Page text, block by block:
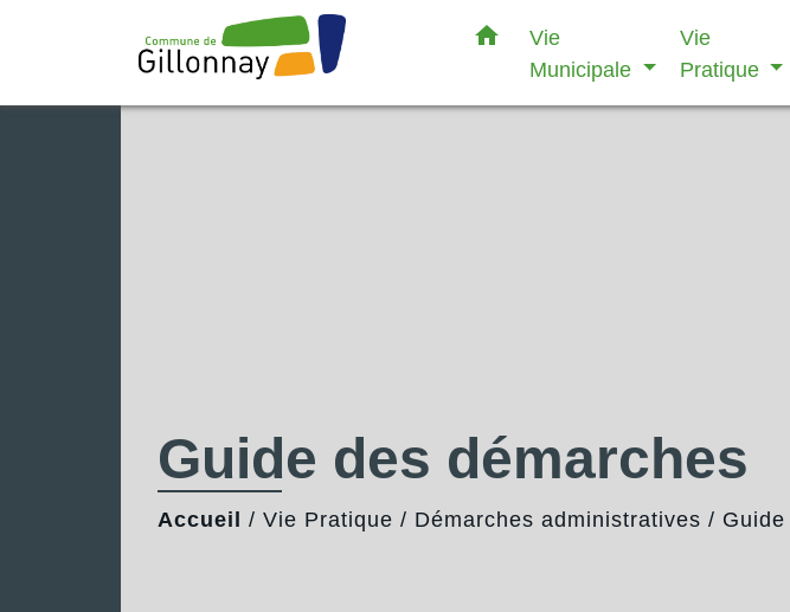
home
Vie
Municipale
Vie
Pratique
Guide des démarches
Accueil / Vie Pratique / Démarches administratives /